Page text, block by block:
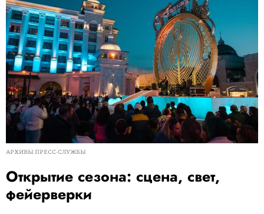
АРХИВЫ ПРЕСС-СЛУЖБЫ
Открытие сезона: сцена, свет,
фейерверки